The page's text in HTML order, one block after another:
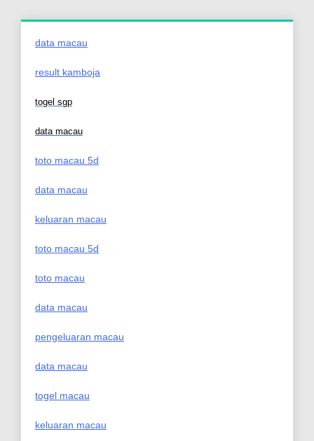
data macau
result kamboja
togel sgp
data macau
toto macau 5d
data macau
keluaran macau
toto macau 5d
toto macau
data macau
pengeluaran macau
data macau
togel macau
keluaran macau